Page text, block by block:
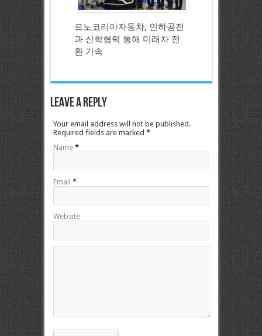
르노코리아자동차, 인하공전
과 산학협력 통해 미래차 전
환 가속
Leave a Reply
Your email address will not be published.
Required fields are marked *
Name *
Email *
Website